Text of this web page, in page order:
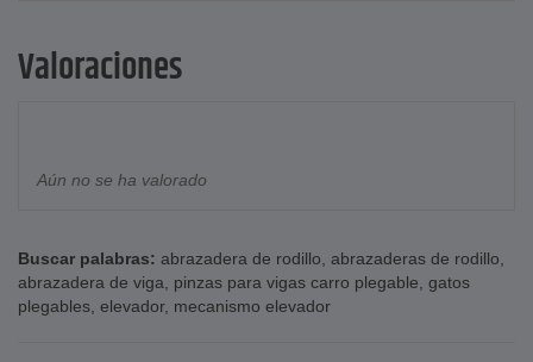
Valoraciones
Aún no se ha valorado
Buscar palabras: abrazadera de rodillo, abrazaderas de rodillo,
abrazadera de viga, pinzas para vigas carro plegable, gatos
plegables, elevador, mecanismo elevador